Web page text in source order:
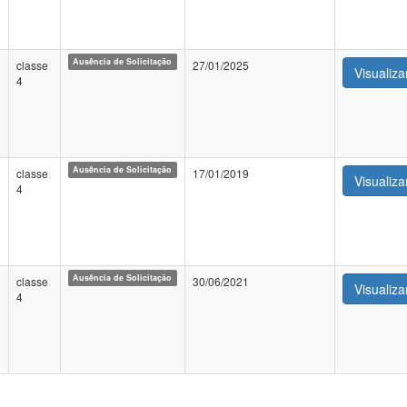
classe
4
Ausência de Solicitação 27/01/2025
classe
4
Ausência de Solicitação 17/01/2019
classe
4
Ausência de Solicitação 30/06/2021